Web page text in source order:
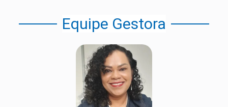
Equipe Gestora